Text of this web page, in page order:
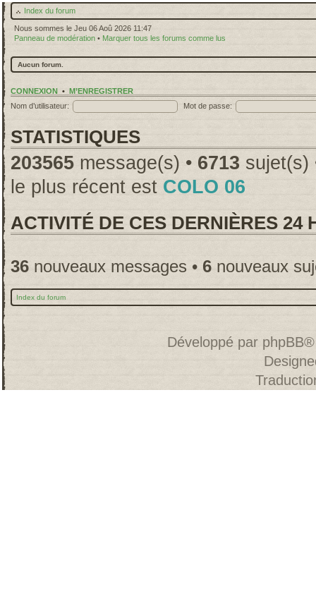
Index du forum
Nous sommes le Jeu 06 Aoû 2026 11:47
Panneau de modération • Marquer tous les forums comme lus
Aucun forum.
CONNEXION • M’ENREGISTRER
Nom d’utilisateur:
Mot de passe:
STATISTIQUES
203565 message(s) • 6713 sujet(s)
le plus récent est COLO 06
ACTIVITÉ DE CES DERNIÈRES 24
36 nouveaux messages • 6 nouveaux
Index du forum
Développé par phpBB®